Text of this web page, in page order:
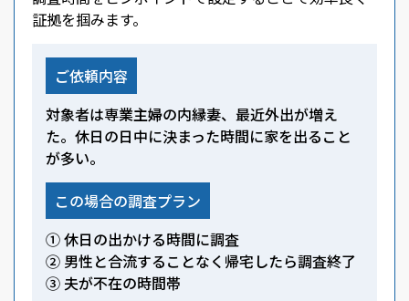
証拠を掴みます。
ご依頼内容
対象者は専業主婦の内縁妻、最近外出が増え
た。休日の日中に決まった時間に家を出ること
が多い。
この場合の調査プラン
① 休日の出かける時間に調査
② 男性と合流することなく帰宅したら調査終了
③ 夫が不在の時間帯